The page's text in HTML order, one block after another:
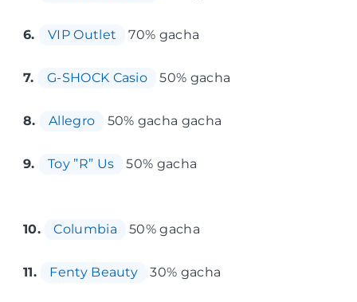
6. VIP Outlet 70% gacha
7. G-SHOCK Casio 50% gacha
8. Allegro 50% gacha gacha
9. Toy ”R” Us 50% gacha
10. Columbia 50% gacha
11. Fenty Beauty 30% gacha